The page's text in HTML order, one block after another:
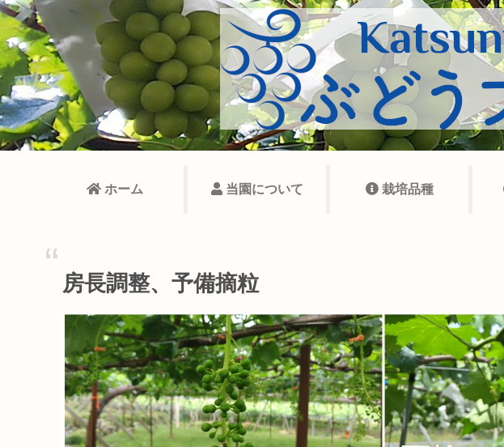
ホーム 当園について 栽培品種
房長調整、予備摘粒